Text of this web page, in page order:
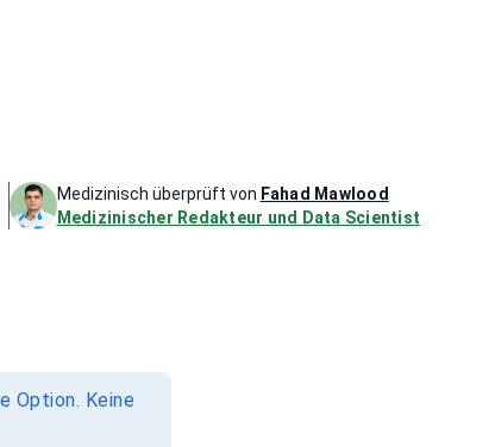
Medizinisch überprüft von Fahad Mawlood
Medizinischer Redakteur und Data Scientist
Option. Keine